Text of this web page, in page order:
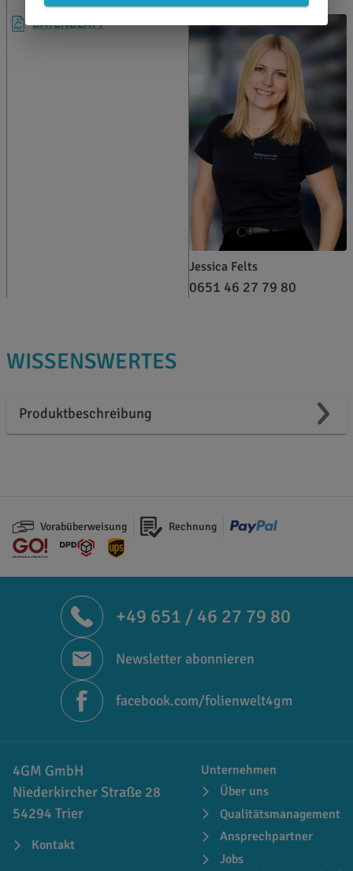
DATENBLATT
Jessica Felts
0651 46 27 79 80
WISSENSWERTES
Produktbeschreibung
Vorabüberweisung Rechnung
+49 651 / 46 27 79 80
Newsletter abonnieren
facebook.com/folienwelt4gm
4GM GmbH
Niederkircher Straße 28
54294 Trier
Kontakt
Unternehmen
Über uns
Qualitätsmanagement
Ansprechpartner
Jobs